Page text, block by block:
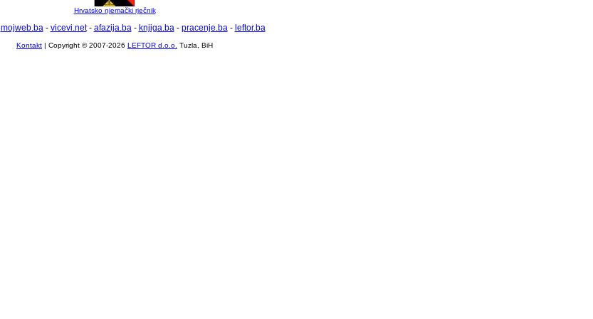
Hrvatsko njemački rječnik
mojweb.ba- vicevi.net- afazija.ba- knjiga.ba- pracenje.ba- leftor.ba
Kontakt | Copyright © 2007-2026 LEFTOR d.o.o. Tuzla, BiH